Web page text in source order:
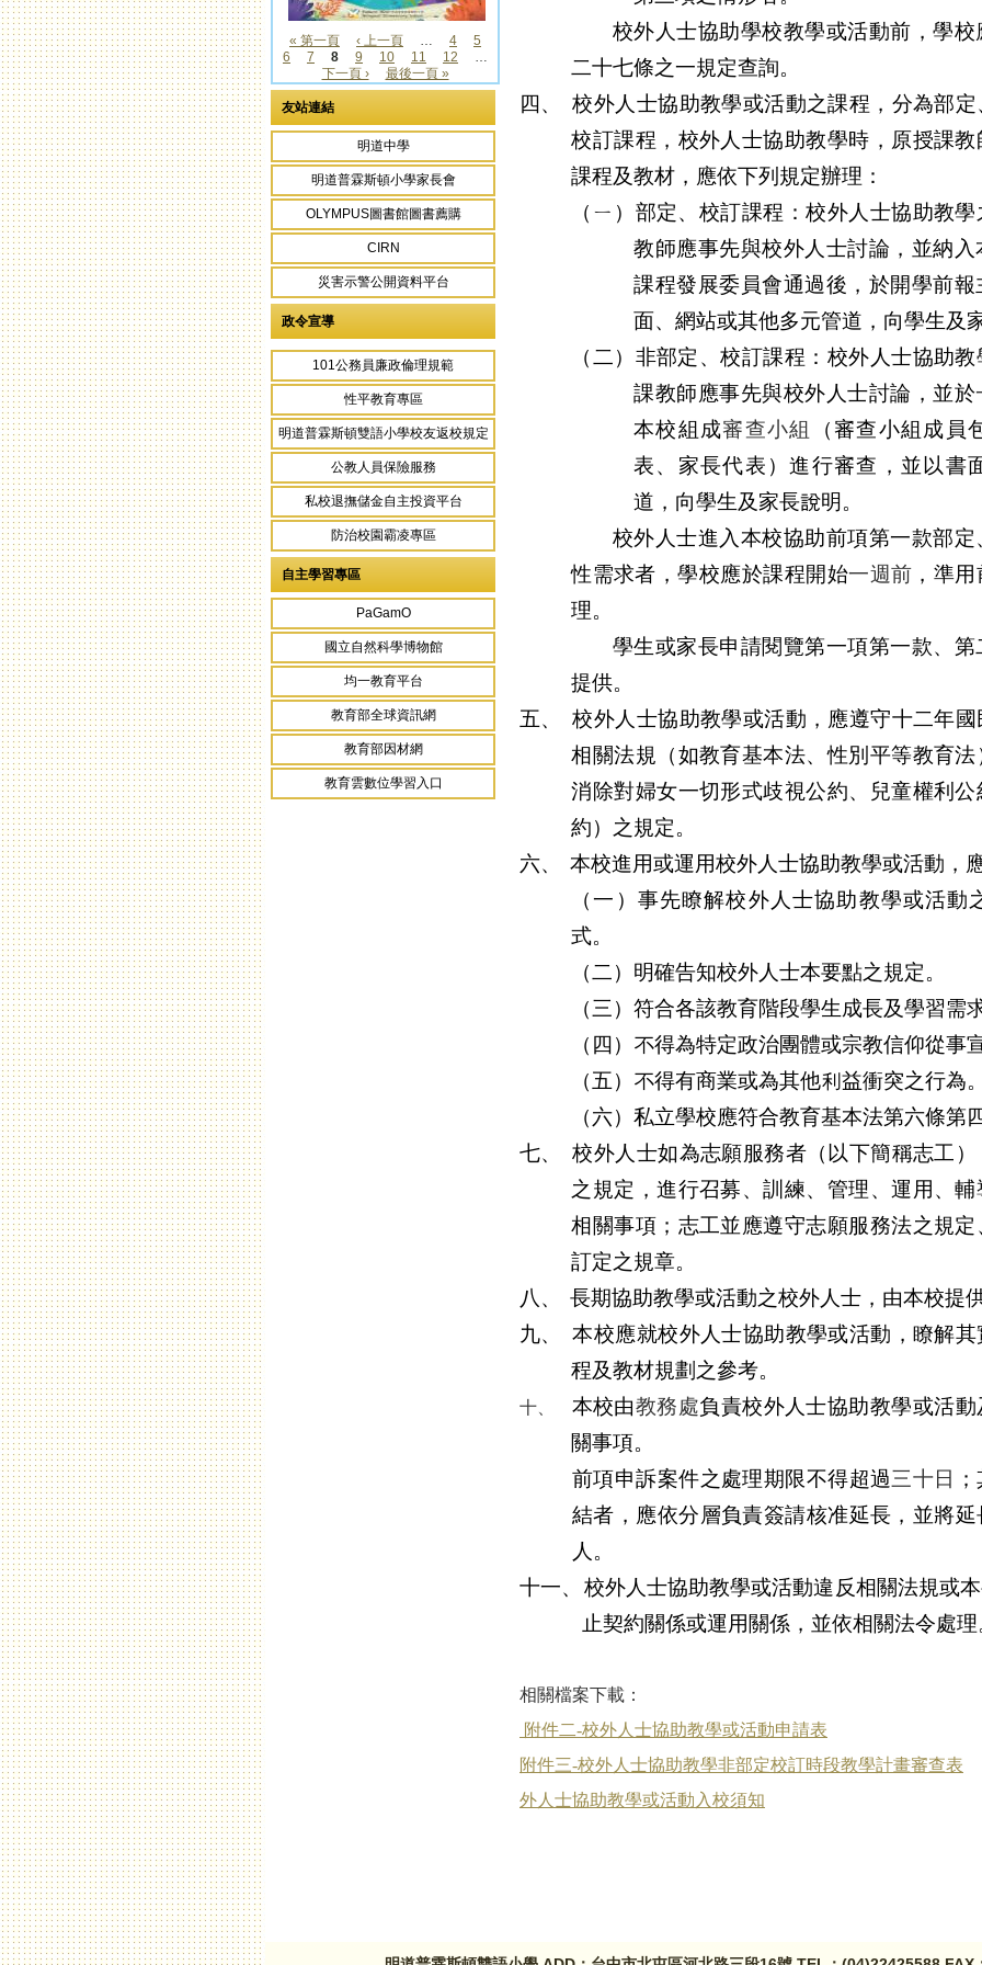
頁面
« 第一頁 ‹ 上一頁 … 4
5
6
7 8 9 10 11 12
…
下一頁 ›
最後一頁 »
友站連結
明道中學
明道普霖斯頓小學家長會
OLYMPUS圖書館圖書薦購
CIRN
災害示警公開資料平台
政令宣導
101公務員廉政倫理規範
性平教育專區
明道普霖斯頓雙語小學校友返校規定
公教人員保險服務
私校退撫儲金自主投資平台
防治校園霸凌專區
自主學習專區
PaGamO
國立自然科學博物館
均一教育平台
教育部全球資訊網
教育部因材網
教育雲數位學習入口
校外人士協助學校教學或活動前，學
二十七條之一規定查詢。
四、
校外人士協助教學或活動之課程，分為部
校訂課程，校外人士協助教學時，原授課
課程及教材，應依下列規定辦理：
（ㄧ）部定、校訂課程：校外人士協助教
教師應事先與校外人士討論，並納
課程發展委員會通過後，於開學前
面、網站或其他多元管道，向學生及
（二）非部定、校訂課程：校外人士協助
課教師應事先與校外人士討論，並於
本校組成審查小組
（審查小組成員
表、家長代表）進行審查，並以書
道，向學生及家長說明。
校外人士進入本校協助前項第一款部
性需求者，學校應於課程開始一週前 ，準
理。
學生或家長申請閱覽第一項第一款、
提供。
五、
校外人士協助教學或活動，應遵守十二年
相關法規（如教育基本法、性別平等教育
消除對婦女一切形式歧視公約、兒童權利
約）之規定。
六、
本校進用或運用校外人士協助教學或活動，
（一）事先瞭解校外人士協助教學或活動
式。
（二）明確告知校外人士本要點之規定。
（三）符合各該教育階段學生成長及學習需
（四）不得為特定政治團體或宗教信仰從事
（五）不得有商業或為其他利益衝突之行為
（六）私立學校應符合教育基本法第六條第
七、
校外人士如為志願服務者（以下簡稱志工
之規定，進行召募、訓練、管理、運用、
相關事項；志工並應遵守志願服務法之規
訂定之規章。
八、
長期協助教學或活動之校外人士，由本校提
九、
本校應就校外人士協助教學或活動，瞭解
程及教材規劃之參考。
十、 本校由教務處負責校外人士協助教學或活
關事項。
前項申訴案件之處理期限不得超過三十日
結者，應依分層負責簽請核准延長，並將
人。
十一、 校外人士協助教學或活動違反相關法規或
止契約關係或運用關係，並依相關法令處理
相關檔案下載：
附件二-校外人士協助教學或活動申請表
附件三-校外人士協助教學非部定校訂時段教學計畫審查表
外人士協助教學或活動入校須知